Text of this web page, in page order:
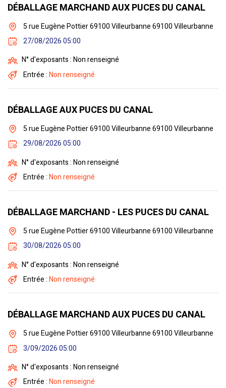
DÉBALLAGE MARCHAND AUX PUCES DU CANAL
5 rue Eugène Pottier 69100 Villeurbanne 69100 Villeurbanne
27/08/2026 05:00
N° d'exposants : Non renseigné
Entrée :Non renseigné
DÉBALLAGE AUX PUCES DU CANAL
5 rue Eugène Pottier 69100 Villeurbanne 69100 Villeurbanne
29/08/2026 05:00
N° d'exposants : Non renseigné
Entrée :Non renseigné
DÉBALLAGE MARCHAND - LES PUCES DU CANAL
5 rue Eugène Pottier 69100 Villeurbanne 69100 Villeurbanne
30/08/2026 05:00
N° d'exposants : Non renseigné
Entrée :Non renseigné
DÉBALLAGE MARCHAND AUX PUCES DU CANAL
5 rue Eugène Pottier 69100 Villeurbanne 69100 Villeurbanne
3/09/2026 05:00
N° d'exposants : Non renseigné
Entrée :Non renseigné